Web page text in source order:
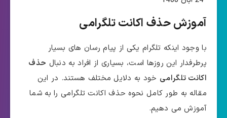
آموزش حذف اکانت تلگرامی
با وجود اینکه تلگرام یکی از پیام رسان های بسیار
پرطرفدار این روزها است، بسیاری از افراد به دنبال حذف
اکانت تلگرامی خود به دلایل مختلف هستند. در این
مقاله به طور کامل نحوه حذف اکانت تلگرامی را به شما
آموزش می دهیم.